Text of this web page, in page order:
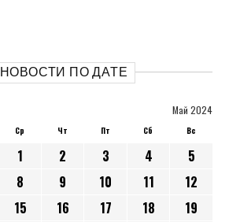
НОВОСТИ ПО ДАТЕ
Май 2024
Ср Чт Пт Сб Вс
1 2 3 4
5
8 9 10 11
12
15 16 17 18
19